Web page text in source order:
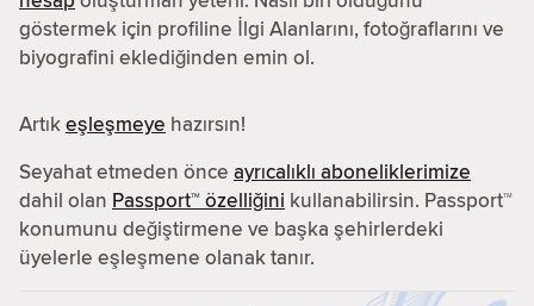
göstermek için profiline İlgi Alanlarını, fotoğraflarını ve
biyografini eklediğinden emin ol.
Artıkeşleşmeye hazırsın!
Seyahat etmeden önce ayrıcalıklı aboneliklerimize
dahil olan Passport™ özelliğini kullanabilirsin. Passport™
konumunu değiştirmene ve başka şehirlerdeki
üyelerle eşleşmene olanak tanır.